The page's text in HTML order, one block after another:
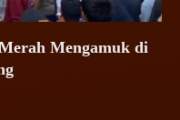
Mengamuk di